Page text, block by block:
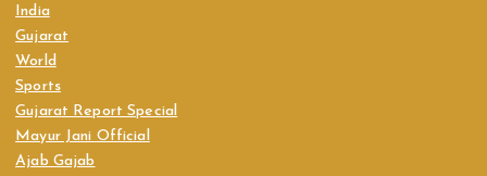
India
Gujarat
World
Sports
Gujarat Report Special
Mayur Jani Official
Ajab Gajab